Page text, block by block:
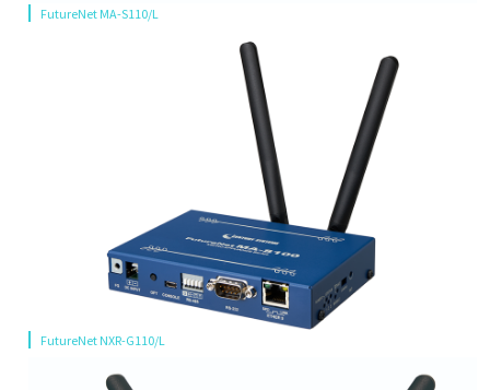
FutureNet MA-S110/L
FutureNet NXR-G110/L